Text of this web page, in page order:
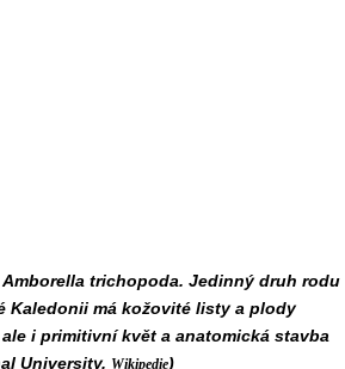
trichopoda. Jedinný druh rodu
Kaledonii má kožovité listy a plody
i primitivní květ a anatomická stavba
University, Wikipedie)